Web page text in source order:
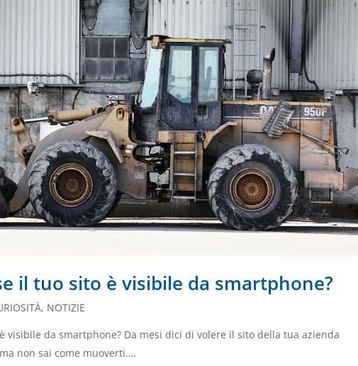
il tuo sito è visibile da smartphone?
, NOTIZIE
visibile da smartphone? Da mesi dici di volere il sito della tua azienda
non sai come muoverti.…